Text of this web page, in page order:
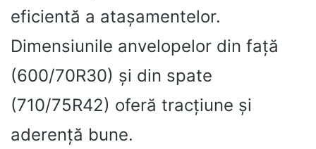
eficientă a atașamentelor.
Dimensiunile anvelopelor din față
(600/70R30) și din spate
(710/75R42) oferă tracțiune și
aderență bune.